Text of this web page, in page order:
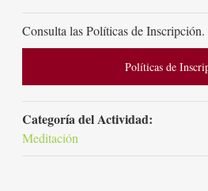
Consulta las Políticas de Inscripción.
Políticas de
Categoría del Actividad:
Meditación